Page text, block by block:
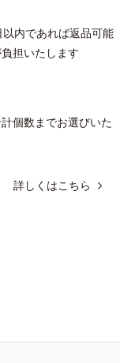
内であれば返品可能
担いたします
個数までお選びいた
詳しくはこちら